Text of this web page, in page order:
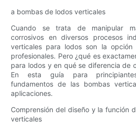
a bombas de lodos verticales
Cuando se trata de manipular
corrosivos en diversos procesos
verticales para lodos son la opción
profesionales. Pero ¿qué es
para lodos y en qué se diferencia de
En esta guía para
fundamentos de las bombas
aplicaciones.
Comprensión del diseño y la función
verticales